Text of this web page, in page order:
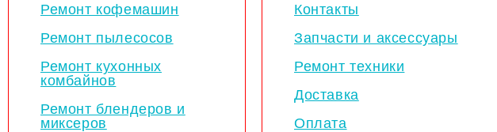
Ремонт кофемашин
Ремонт пылесосов
Ремонт кухонных
комбайнов
Ремонт блендеров и
миксеров
Контакты
Запчасти и аксессуары
Ремонт техники
Доставка
Оплата